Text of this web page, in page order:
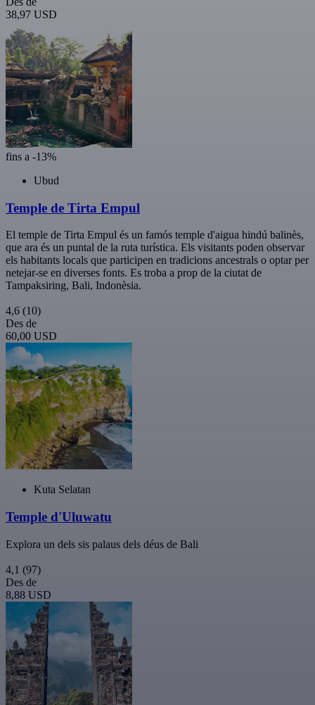
38,97 USD
fins a -13%
Ubud
Temple de Tirta Empul
El temple de Tirta Empul és un famós temple d'aigua hindú balinès,
que ara és un puntal de la ruta turística. Els visitants poden observar
els habitants locals que participen en tradicions ancestrals o optar per
netejar-se en diverses fonts. Es troba a prop de la ciutat de
Tampaksiring, Bali, Indonèsia.
4,6 (10)
Des de
60,00 USD
Kuta Selatan
Temple d'Uluwatu
Explora un dels sis palaus dels déus de Bali
4,1 (97)
Des de
8,88 USD